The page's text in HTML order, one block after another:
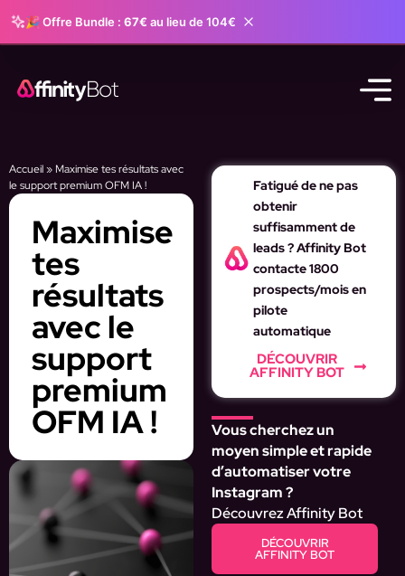
🎉 Offre Bundle : 67€ au lieu de 104€
Accueil» Maximise tes résultats avec
le support premium OFM IA !
Maximise
tes
résultats
avec le
support
premium
OFM IA !
Fatigué de ne pas
obtenir
suffisamment de
leads ? Affinity Bot
contacte 1800
prospects/mois en
pilote
automatique
DÉCOUVRIR
AFFINITY BOT
Vous cherchez un
moyen simple et rapide
d’automatiser votre
Instagram ?
Découvrez Affinity Bot
DÉCOUVRIR
AFFINITY BOT